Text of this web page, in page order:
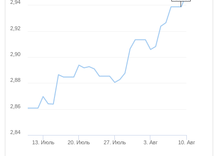
13. Июль 20. Июль 27. Июль 3. Авг 10. Авг
2,84
2,86
2,88
2,90
2,92
2,94